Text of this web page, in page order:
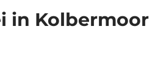
in Kolbermoor